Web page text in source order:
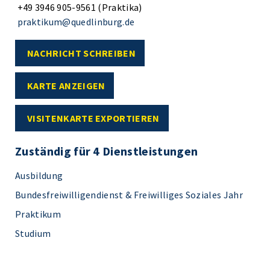
+49 3946 905-9561 (Praktika)
praktikum@quedlinburg.de
NACHRICHT SCHREIBEN
KARTE ANZEIGEN
VISITENKARTE EXPORTIEREN
Zuständig für 4 Dienstleistungen
Ausbildung
Bundesfreiwilligendienst & Freiwilliges Soziales Jahr
Praktikum
Studium